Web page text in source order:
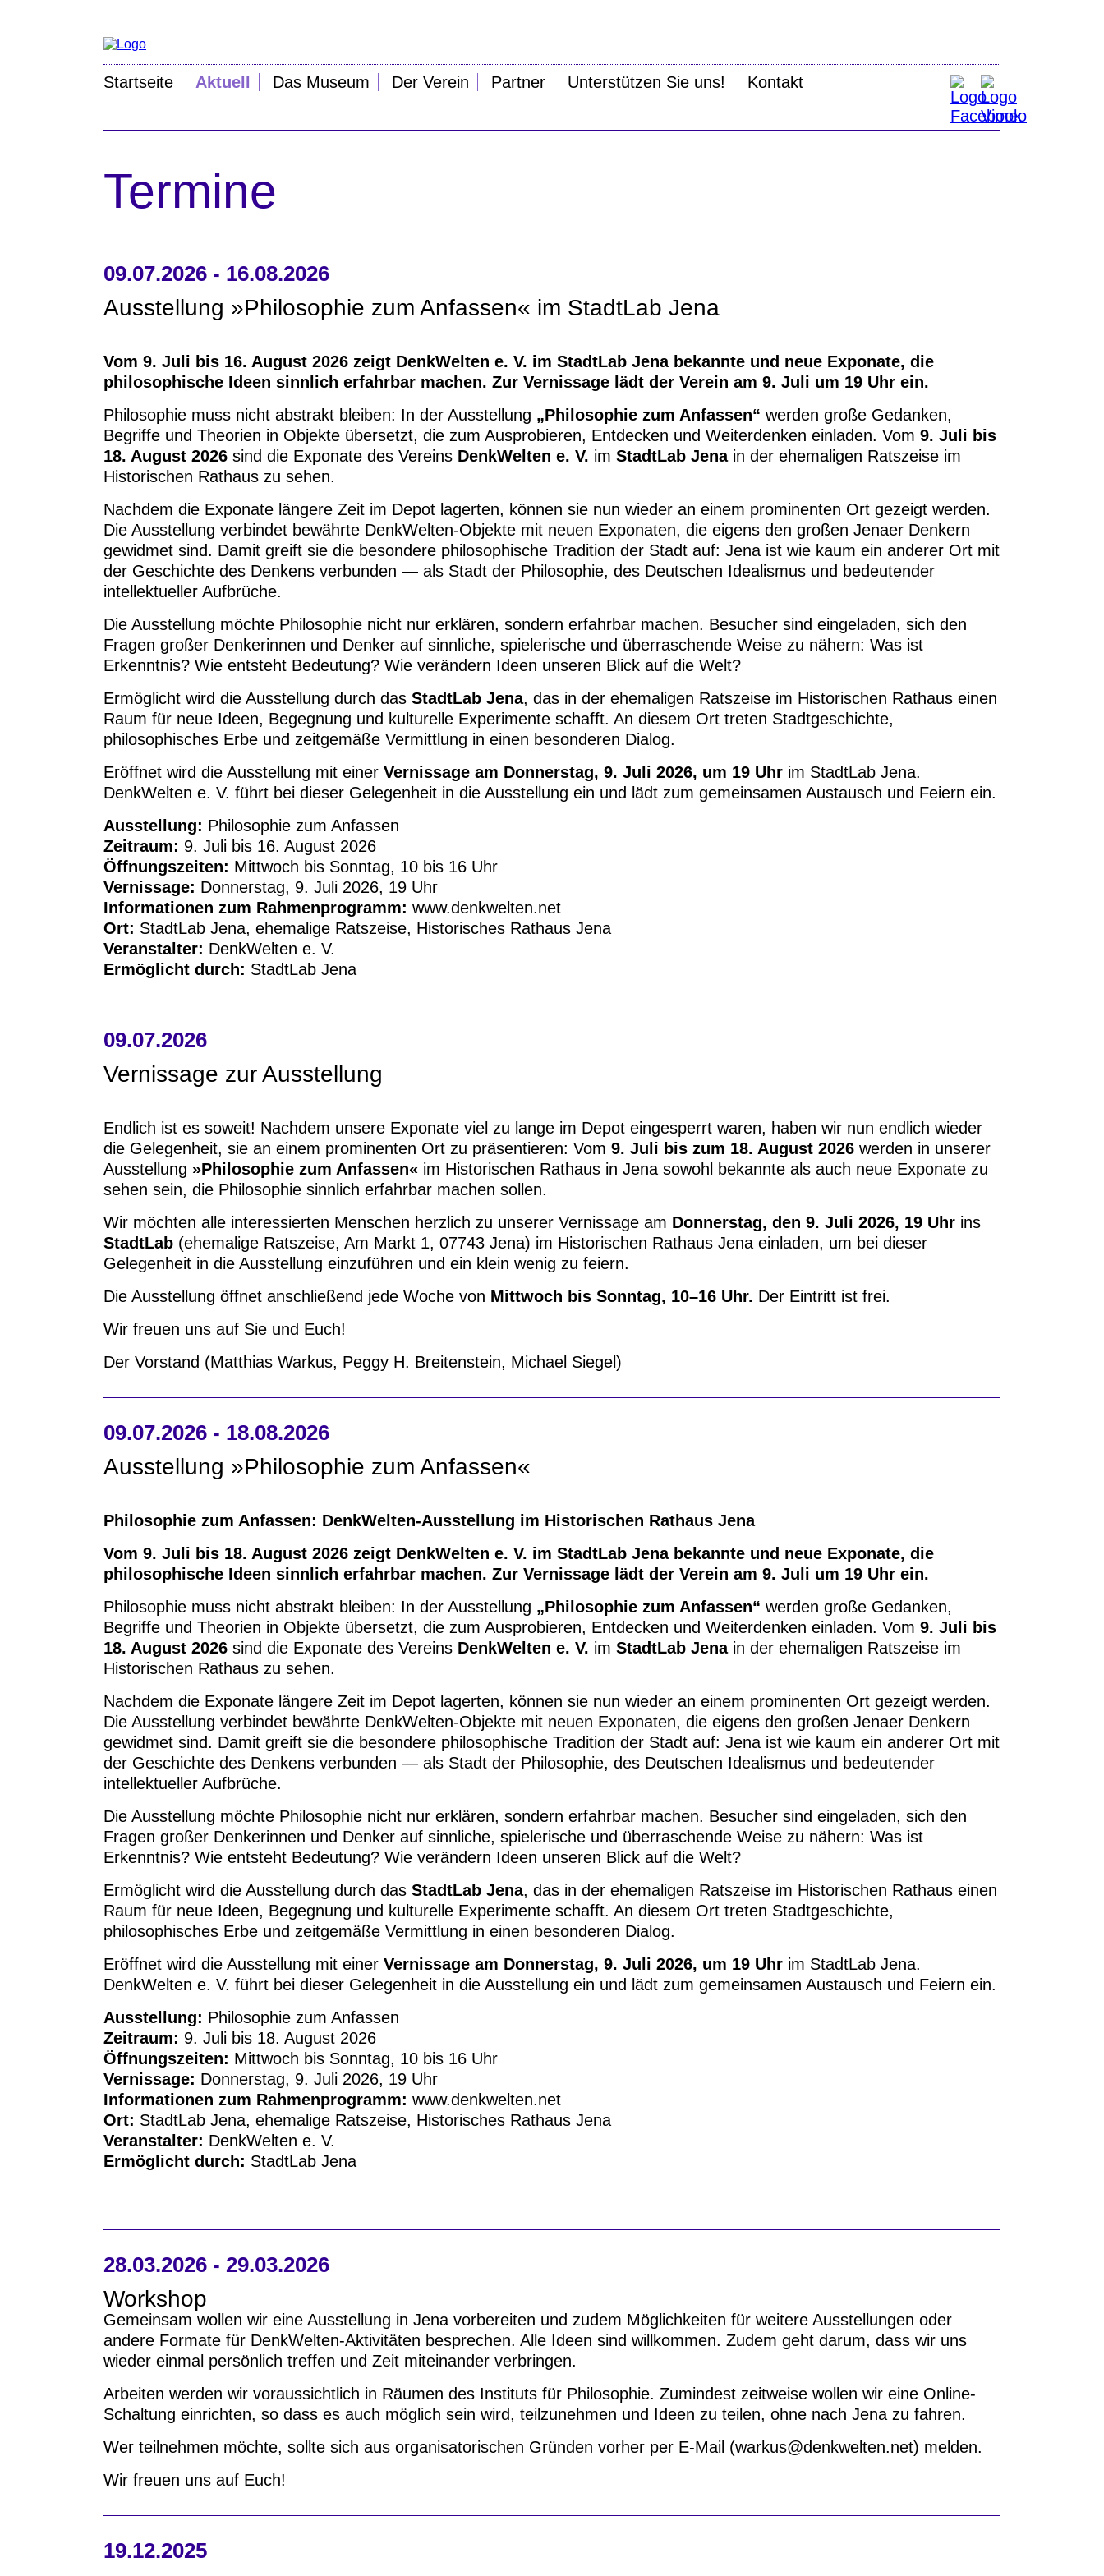
Startseite Aktuell Das Museum Der Verein Partner Unterstützen Sie uns! Kontakt
Termine
09.07.2026 - 16.08.2026
Ausstellung »Philosophie zum Anfassen« im StadtLab Jena
Vom 9. Juli bis 16. August 2026 zeigt DenkWelten e. V. im StadtLab Jena bekannte und neue Exponate, die
philosophische Ideen sinnlich erfahrbar machen. Zur Vernissage lädt der Verein am 9. Juli um 19 Uhr ein.
Philosophie muss nicht abstrakt bleiben: In der Ausstellung „Philosophie zum Anfassen“ werden große Gedanken,
Begriffe und Theorien in Objekte übersetzt, die zum Ausprobieren, Entdecken und Weiterdenken einladen. Vom 9. Juli bis
18. August 2026 sind die Exponate des Vereins DenkWelten e. V. im StadtLab Jenain der ehemaligen Ratszeise im
Historischen Rathaus zu sehen.
Nachdem die Exponate längere Zeit im Depot lagerten, können sie nun wieder an einem prominenten Ort gezeigt werden.
Die Ausstellung verbindet bewährte DenkWelten-Objekte mit neuen Exponaten, die eigens den großen Jenaer Denkern
gewidmet sind. Damit greift sie die besondere philosophische Tradition der Stadt auf: Jena ist wie kaum ein anderer Ort mit
der Geschichte des Denkens verbunden — als Stadt der Philosophie, des Deutschen Idealismus und bedeutender
intellektueller Aufbrüche.
Die Ausstellung möchte Philosophie nicht nur erklären, sondern erfahrbar machen. Besucher sind eingeladen, sich den
Fragen großer Denkerinnen und Denker auf sinnliche, spielerische und überraschende Weise zu nähern: Was ist
Erkenntnis? Wie entsteht Bedeutung? Wie verändern Ideen unseren Blick auf die Welt?
Ermöglicht wird die Ausstellung durch das StadtLab Jena, das in der ehemaligen Ratszeise im Historischen Rathaus einen
Raum für neue Ideen, Begegnung und kulturelle Experimente schafft. An diesem Ort treten Stadtgeschichte,
philosophisches Erbe und zeitgemäße Vermittlung in einen besonderen Dialog.
Eröffnet wird die Ausstellung mit einer Vernissage am Donnerstag, 9. Juli 2026, um 19 Uhr im StadtLab Jena.
DenkWelten e. V. führt bei dieser Gelegenheit in die Ausstellung ein und lädt zum gemeinsamen Austausch und Feiern ein.
Ausstellung: Philosophie zum Anfassen
Zeitraum: 9. Juli bis 16. August 2026
Öffnungszeiten: Mittwoch bis Sonntag, 10 bis 16 Uhr
Vernissage: Donnerstag, 9. Juli 2026, 19 Uhr
Informationen zum Rahmenprogramm: www.denkwelten.net
Ort: StadtLab Jena, ehemalige Ratszeise, Historisches Rathaus Jena
Veranstalter: DenkWelten e. V.
Ermöglicht durch: StadtLab Jena
09.07.2026
Vernissage zur Ausstellung
Endlich ist es soweit! Nachdem unsere Exponate viel zu lange im Depot eingesperrt waren, haben wir nun endlich wieder
die Gelegenheit, sie an einem prominenten Ort zu präsentieren: Vom 9. Juli bis zum 18. August 2026 werden in unserer
Ausstellung »Philosophie zum Anfassen« im Historischen Rathaus in Jena sowohl bekannte als auch neue Exponate zu
sehen sein, die Philosophie sinnlich erfahrbar machen sollen.
Wir möchten alle interessierten Menschen herzlich zu unserer Vernissage am Donnerstag, den 9. Juli 2026, 19 Uhr ins
StadtLab (ehemalige Ratszeise, Am Markt 1, 07743 Jena) im Historischen Rathaus Jena einladen, um bei dieser
Gelegenheit in die Ausstellung einzuführen und ein klein wenig zu feiern.
Die Ausstellung öffnet anschließend jede Woche von Mittwoch bis Sonntag, 10–16 Uhr. Der Eintritt ist frei.
Wir freuen uns auf Sie und Euch!
Der Vorstand (Matthias Warkus, Peggy H. Breitenstein, Michael Siegel)
09.07.2026 - 18.08.2026
Ausstellung »Philosophie zum Anfassen«
Philosophie zum Anfassen: DenkWelten-Ausstellung im Historischen Rathaus Jena
Vom 9. Juli bis 18. August 2026 zeigt DenkWelten e. V. im StadtLab Jena bekannte und neue Exponate, die
philosophische Ideen sinnlich erfahrbar machen. Zur Vernissage lädt der Verein am 9. Juli um 19 Uhr ein.
Philosophie muss nicht abstrakt bleiben: In der Ausstellung „Philosophie zum Anfassen“ werden große Gedanken,
Begriffe und Theorien in Objekte übersetzt, die zum Ausprobieren, Entdecken und Weiterdenken einladen. Vom 9. Juli bis
18. August 2026 sind die Exponate des Vereins DenkWelten e. V. im StadtLab Jenain der ehemaligen Ratszeise im
Historischen Rathaus zu sehen.
Nachdem die Exponate längere Zeit im Depot lagerten, können sie nun wieder an einem prominenten Ort gezeigt werden.
Die Ausstellung verbindet bewährte DenkWelten-Objekte mit neuen Exponaten, die eigens den großen Jenaer Denkern
gewidmet sind. Damit greift sie die besondere philosophische Tradition der Stadt auf: Jena ist wie kaum ein anderer Ort mit
der Geschichte des Denkens verbunden — als Stadt der Philosophie, des Deutschen Idealismus und bedeutender
intellektueller Aufbrüche.
Die Ausstellung möchte Philosophie nicht nur erklären, sondern erfahrbar machen. Besucher sind eingeladen, sich den
Fragen großer Denkerinnen und Denker auf sinnliche, spielerische und überraschende Weise zu nähern: Was ist
Erkenntnis? Wie entsteht Bedeutung? Wie verändern Ideen unseren Blick auf die Welt?
Ermöglicht wird die Ausstellung durch das StadtLab Jena, das in der ehemaligen Ratszeise im Historischen Rathaus einen
Raum für neue Ideen, Begegnung und kulturelle Experimente schafft. An diesem Ort treten Stadtgeschichte,
philosophisches Erbe und zeitgemäße Vermittlung in einen besonderen Dialog.
Eröffnet wird die Ausstellung mit einer Vernissage am Donnerstag, 9. Juli 2026, um 19 Uhr im StadtLab Jena.
DenkWelten e. V. führt bei dieser Gelegenheit in die Ausstellung ein und lädt zum gemeinsamen Austausch und Feiern ein.
Ausstellung: Philosophie zum Anfassen
Zeitraum: 9. Juli bis 18. August 2026
Öffnungszeiten: Mittwoch bis Sonntag, 10 bis 16 Uhr
Vernissage: Donnerstag, 9. Juli 2026, 19 Uhr
Informationen zum Rahmenprogramm: www.denkwelten.net
Ort: StadtLab Jena, ehemalige Ratszeise, Historisches Rathaus Jena
Veranstalter: DenkWelten e. V.
Ermöglicht durch: StadtLab Jena
28.03.2026 - 29.03.2026
Workshop
Gemeinsam wollen wir eine Ausstellung in Jena vorbereiten und zudem Möglichkeiten für weitere Ausstellungen oder
andere Formate für DenkWelten-Aktivitäten besprechen. Alle Ideen sind willkommen. Zudem geht darum, dass wir uns
wieder einmal persönlich treffen und Zeit miteinander verbringen.
Arbeiten werden wir voraussichtlich in Räumen des Instituts für Philosophie. Zumindest zeitweise wollen wir eine Online-
Schaltung einrichten, so dass es auch möglich sein wird, teilzunehmen und Ideen zu teilen, ohne nach Jena zu fahren.
Wer teilnehmen möchte, sollte sich aus organisatorischen Gründen vorher per E-Mail (warkus@denkwelten.net) melden.
Wir freuen uns auf Euch!
19.12.2025